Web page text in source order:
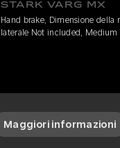
STARK VARG MX
Hand brake, Dimensione della
laterale Not included,
Maggiori informazioni